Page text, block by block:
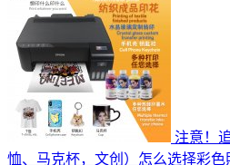
注意！
恤、马克杯，文创）怎么选择彩色